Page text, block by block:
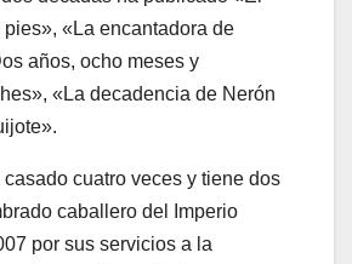
«La encantadora de
años, ocho meses y
«La decadencia de Nerón
cuatro veces y tiene dos
caballero del Imperio
por sus servicios a la